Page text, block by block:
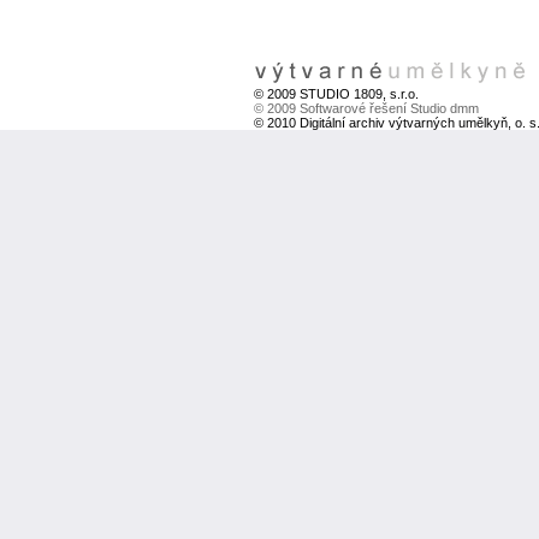
© 2009 STUDIO 1809, s.r.o.
© 2009 Softwarové řešení Studio dmm
© 2010 Digitální archiv výtvarných umělkyň, o. s.